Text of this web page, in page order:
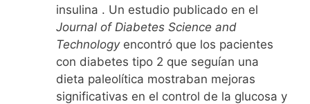
insulina . Un estudio publicado en el
Journal of Diabetes Science and
Technologyencontró que los pacientes
con diabetes tipo 2 que seguían una
dieta paleolítica mostraban mejoras
significativas en el control de la glucosa y